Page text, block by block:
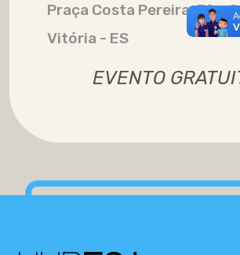
Praça Costa Pereira, 30 -
Vitória - ES
EVENTO